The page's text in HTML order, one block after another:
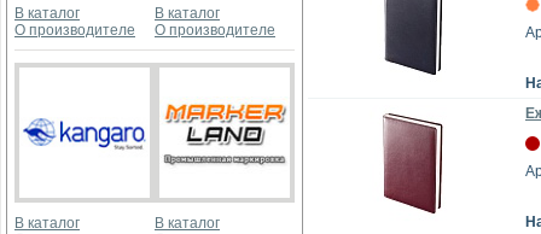
В каталог
О производителе
В каталог
О производителе
В каталог
В каталог